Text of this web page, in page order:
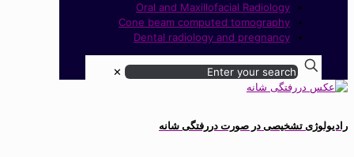
Oral and Maxillofacial Radiology
Cone beam computed tomography
Dental radiology and pregnancy
✕
رادیولوژی تشخیصی در صورت دررفتگی شانه